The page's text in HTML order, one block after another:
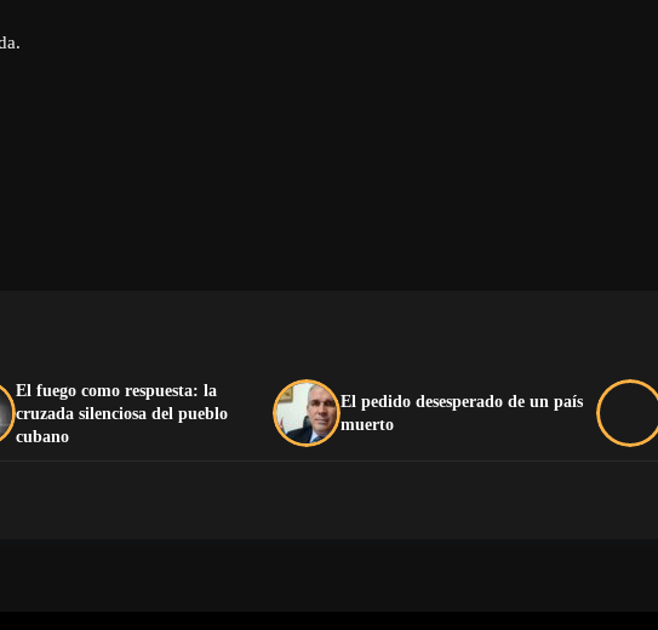
El fuego como respuesta: la
cruzada silenciosa del pueblo
cubano
El pedido desesperado de un país
muerto